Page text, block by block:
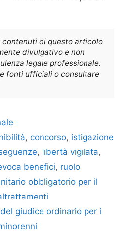
contenuti di questo articolo
divulgativo e non
legale professionale.
fonti ufficiali o consultare
, concorso, istigazione
, libertà vigilata,
benefici, ruolo
obbligatorio per il
giudice ordinario per i